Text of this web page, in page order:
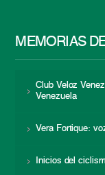
MEMORIAS
Club Veloz
Venezuela
Vera Fortique:
Inicios del